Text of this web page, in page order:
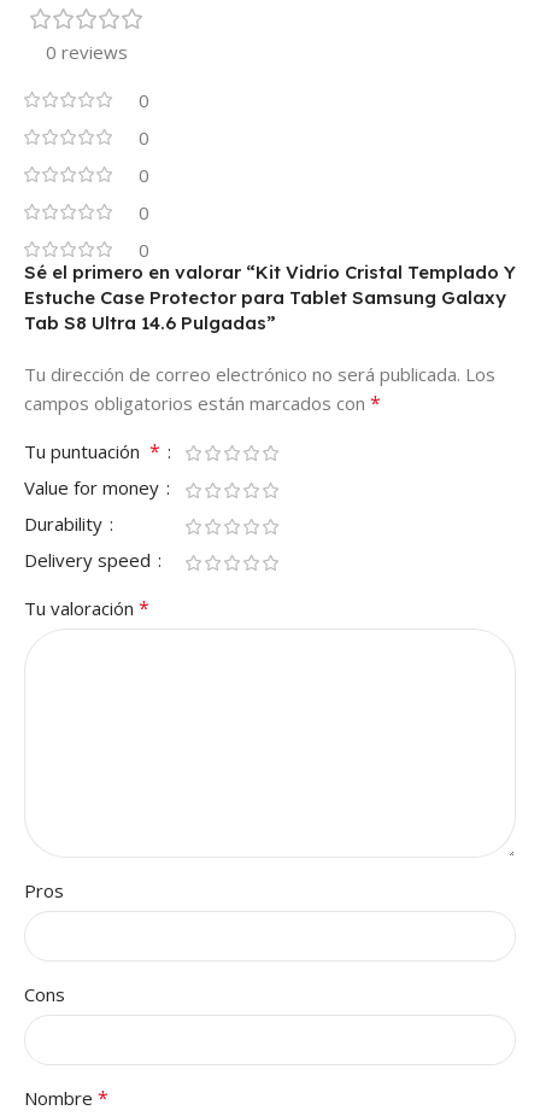
0 reviews
0
0
0
0
0
Sé el primero en valorar “Kit Vidrio Cristal Templado Y
Estuche Case Protector para Tablet Samsung Galaxy
Tab S8 Ultra 14.6 Pulgadas”
Tu dirección de correo electrónico no será publicada. Los
campos obligatorios están marcados con *
Tu puntuación *
Value for money
Durability
Delivery speed
Tu valoración *
Pros
Cons
Nombre *